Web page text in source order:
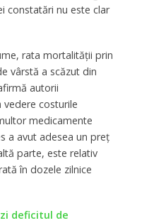
constatări nu este clar
rata mortalității prin
vârstă a scăzut din
autorii
vedere costurile
medicamente
a avut adesea un preț
parte, este relativ
în dozele zilnice
deficitul de